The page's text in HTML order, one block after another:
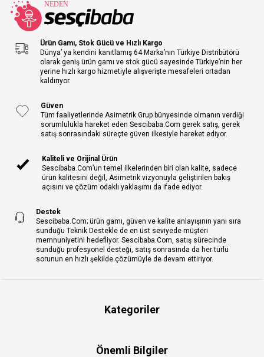
Ürün Gamı, Stok Gücü ve Hızlı Kargo
Dünya’ ya kendini kanıtlamış 64 Marka’nın Türkiye Distribütörü
olarak geniş ürün gamı ve stok gücü sayesinde Türkiye’nin her
yerine hızlı kargo hizmetiyle alışverişte mesafeleri ortadan
kaldırıyor.
Güven
Tüm faaliyetlerinde Asimetrik Grup bünyesinde olmanın verdiği
sorumlulukla hareket eden Sescibaba.Com gerek satış, gerek
satış sonrasındaki süreçte güven ilkesiyle hareket ediyor.
Kaliteli ve Orijinal Ürün
Sescibaba.Com’un temel ilkelerinden biri olan kalite, sadece
ürün kalitesini değil, Asimetrik vizyonuyla geliştirilen bakış
açısını ve çözüm odaklı yaklaşımı da ifade ediyor.
Destek
Sescibaba.Com; ürün gamı, güven ve kalite anlayışının yanı sıra
sunduğu Teknik Destekle de en üst seviyede müşteri
memnuniyetini hedefliyor. Sescibaba.Com, satış sürecinde
sunduğu profesyonel desteği, satış sonrasında da her türlü
sorunun en hızlı şekilde çözümüyle de devam ettiriyor.
Kategoriler
Önemli Bilgiler